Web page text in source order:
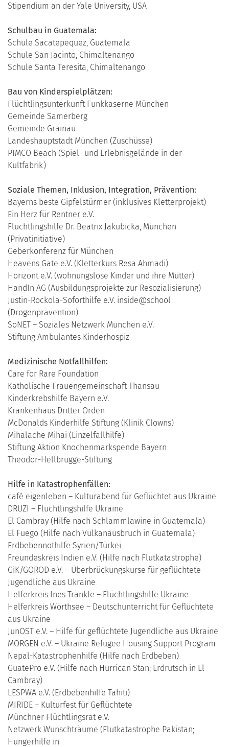
Stipendium an der Yale University, USA
Schulbau in Guatemala:
Schule Sacatepequez, Guatemala
Schule San Jacinto, Chimaltenango
Schule Santa Teresita, Chimaltenango
Bau von Kinderspielplätzen:
Flüchtlingsunterkunft Funkkaserne München
Gemeinde Samerberg
Gemeinde Grainau
Landeshauptstadt München (Zuschüsse)
PIMCO Beach (Spiel- und Erlebnisgelände in der
Kultfabrik)
Soziale Themen, Inklusion, Integration, Prävention:
Bayerns beste Gipfelstürmer (inklusives Kletterprojekt)
Ein Herz für Rentner e.V.
Flüchtlingshilfe Dr. Beatrix Jakubicka, München
(Privatinitiative)
Geberkonferenz für München
Heavens Gate e.V. (Kletterkurs Resa Ahmadi)
Horizont e.V. (wohnungslose Kinder und ihre Mütter)
HandIn AG (Ausbildungsprojekte zur Resozialisierung)
Justin-Rockola-Soforthilfe e.V. inside@school
(Drogenprävention)
SoNET – Soziales Netzwerk München e.V.
Stiftung Ambulantes Kinderhospiz
Medizinische Notfallhilfen:
Care for Rare Foundation
Katholische Frauengemeinschaft Thansau
Kinderkrebshilfe Bayern e.V.
Krankenhaus Dritter Orden
McDonalds Kinderhilfe Stiftung (Klinik Clowns)
Mihalache Mihai (Einzelfallhilfe)
Stiftung Aktion Knochenmarkspende Bayern
Theodor-Hellbrügge-Stiftung
Hilfe in Katastrophenfällen:
café eigenleben – Kulturabend für Geflüchtet aus Ukraine
DRUZI – Flüchtlingshilfe Ukraine
El Cambray (Hilfe nach Schlammlawine in Guatemala)
El Fuego (Hilfe nach Vulkanausbruch in Guatemala)
Erdbebennothilfe Syrien/Türkei
Freundeskreis Indien e.V. (Hilfe nach Flutkatastrophe)
GiK/GOROD e.V. – Überbrückungskurse für geflüchtete
Jugendliche aus Ukraine
Helferkreis Ines Tränkle – Flüchtlingshilfe Ukraine
Helferkreis Wörthsee – Deutschunterricht für Geflüchtete
aus Ukraine
JunOST e.V. – Hilfe für geflüchtete Jugendliche aus Ukraine
MORGEN e.V. – Ukraine Refugee Housing Support Program
Nepal-Katastrophenhilfe (Hilfe nach Erdbeben)
GuatePro e.V. (Hilfe nach Hurrican Stan; Erdrutsch in El
Cambray)
LESPWA e.V. (Erdbebenhilfe Tahiti)
MIRIDE – Kulturfest für Geflüchtete
Münchner Flüchtlingsrat e.V.
Netzwerk Wunschträume (Flutkatastrophe Pakistan;
Hungerhilfe in